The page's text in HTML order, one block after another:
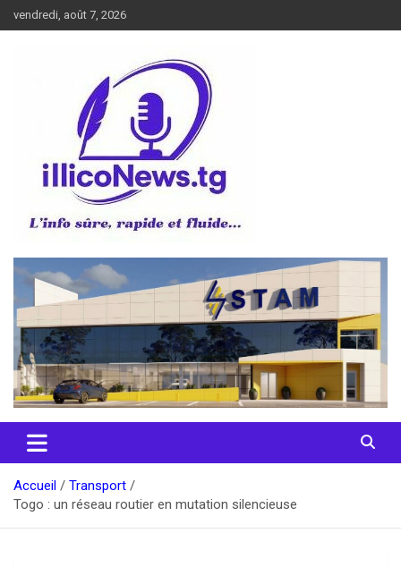
au
vendredi, août 7, 2026
illiconews
Accueil
Transport
Togo : un réseau routier en mutation silencieuse